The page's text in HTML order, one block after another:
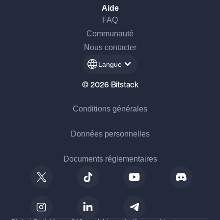
Aide
FAQ
Communauté
Nous contacter
Langue
© 2026 Bitstack
Conditions générales
Données personnelles
Documents réglementaires